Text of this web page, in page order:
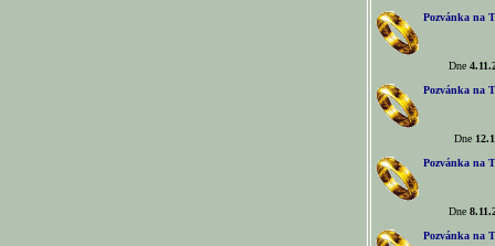
Pozvánka na
Dne
Pozvánka na
Dne
Pozvánka na
Dne
Pozvánka na